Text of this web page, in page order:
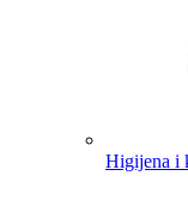
Higijena i